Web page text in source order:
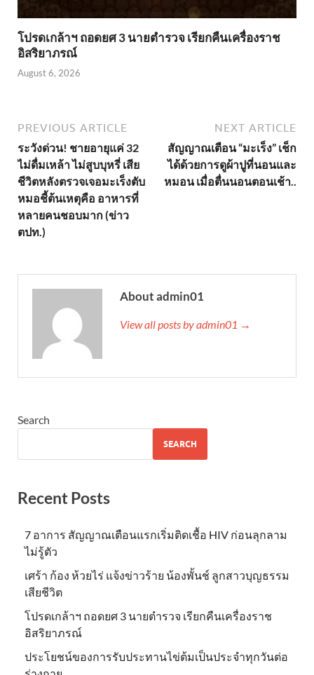
โปรดเกล้าฯ ถอดยศ 3 นายตำรวจ เรียกคืนเครื่องราช
อิสริยาภรณ์
August 6, 2026
PREVIOUS ARTICLE
ระวังด่วน! ชายอายุแค่ 32
ไม่ดื่มเหล้า ไม่สูบบุหรี่ เสีย
ชีวิตหลังตรวจเจอมะเร็งตับ
หมอชี้ต้นเหตุคือ อาหารที่
หลายคนชอบมาก (ข่าว
ตปท.)
NEXT ARTICLE
สัญญาณเตือน “มะเร็ง” เช็ก
ได้ด้วยการดูผ้าปูที่นอนและ
หมอน เมื่อตื่นนอนตอนเช้า..
About admin01
View all posts by admin01 →
Search
SEARCH
Recent Posts
7 อาการ สัญญาณเตือนแรกเริ่มติดเชื้อ HIV ก่อนลุกลาม
ไม่รู้ตัว
เศร้า ก้อง ห้วยไร่ แจ้งข่าวร้าย น้องพั้นช์ ลูกสาวบุญธรรม
เสียชีวิต
โปรดเกล้าฯ ถอดยศ 3 นายตำรวจ เรียกคืนเครื่องราช
อิสริยาภรณ์
ประโยชน์ของการรับประทานไข่ต้มเป็นประจำทุกวันต่อ